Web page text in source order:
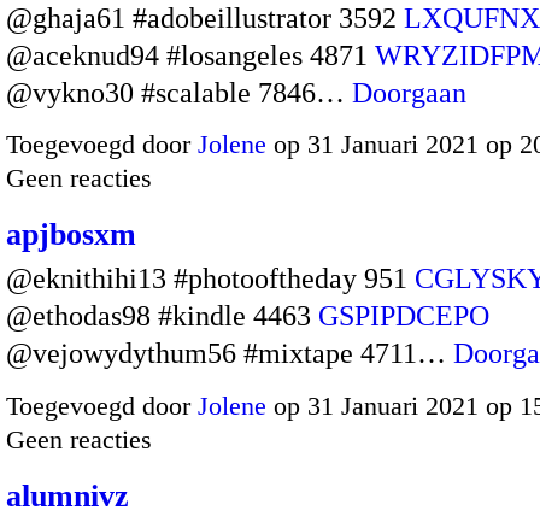
@ghaja61 #adobeillustrator 3592
@aceknud94 #losangeles 4871
@vykno30 #scalable 7846… Doorgaan
Toegevoegd door Jolene op 31 Januari 2021 op
Geen reacties
apjbosxm
@eknithihi13 #photooftheday 951
@ethodas98 #kindle 4463 GSPIPDCEPO
@vejowydythum56 #mixtape 4711…
Toegevoegd door Jolene op 31 Januari 2021 op
Geen reacties
alumnivz